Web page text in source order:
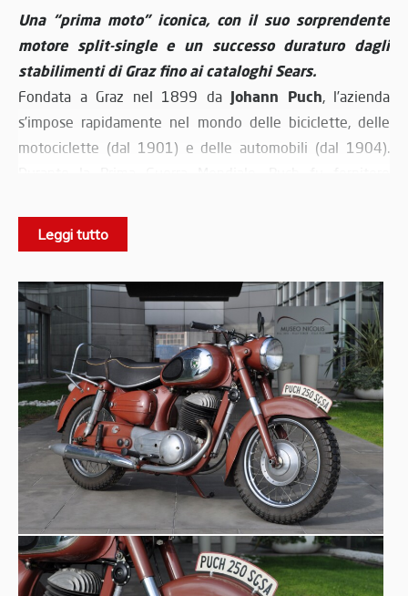
Una “prima moto” iconica, con il suo sorprendente
motore split-single e un successo duraturo dagli
stabilimenti di Graz fino ai cataloghi Sears.
Fondata a Graz nel 1899 da Johann Puch, l’azienda
s’impose rapidamente nel mondo delle biciclette, delle
motociclette (dal 1901) e delle automobili (dal 1904).
seguito alla fusione con Austro-Daimler, emerse il gruppo
biciclette e moto, mentre le auto adottarono il nuovo
nome.
Il motore "split-single" (o "twingle")Dal 1923
cominciò la produzione del celebre motore
split-single
progettato dall’ingegnereGiovanni Marcellino: due
pistoni collegati a una stessa camera di combustione, con
distribuzione asimmetrica per migliorare la resa,
l’efficienza e ridurre la dispersione di carburante durante
la fase di scarico. LaPuch 250 SGS, acronimo diSchwing-
Gabel-Sport(forcella oscillante sport) costruita dal 1953
al 1969, monta questa architettura meccanica. Una
soluzione poco comune ma estremamente efficace, che
Leggi tutto